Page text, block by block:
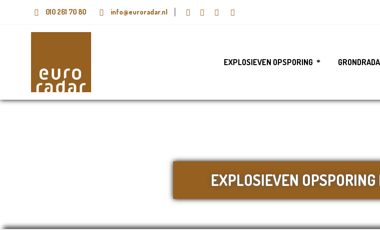
010 261 70 80 info@euroradar.nl
EXPLOSIEVEN OPSPORING
EXPLOSIEVEN